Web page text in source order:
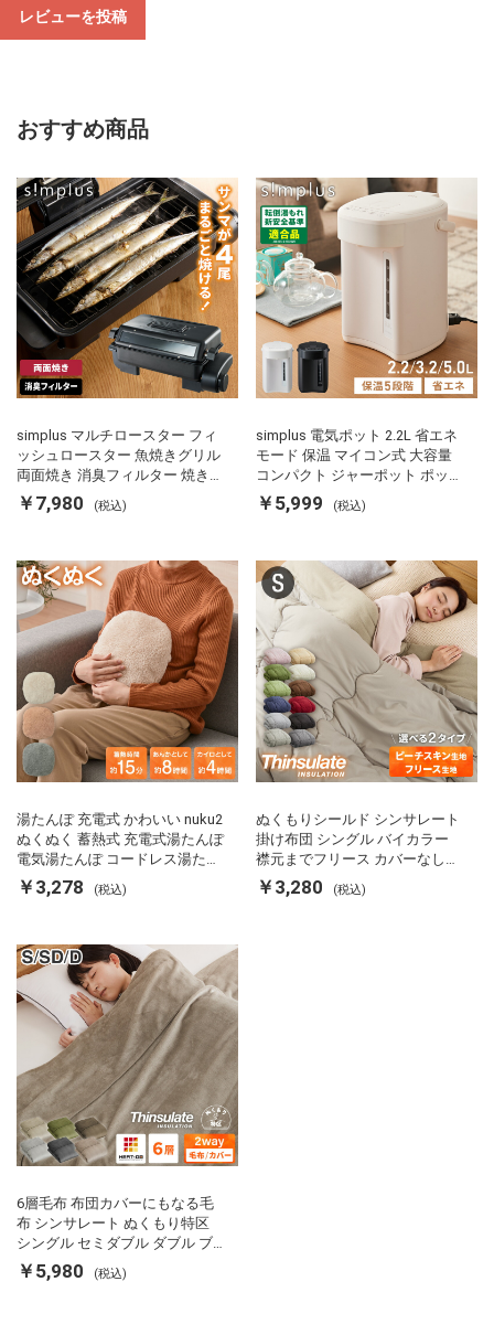
レビューを投稿
おすすめ商品
simplus マルチロースター フィ
ッシュロースター 魚焼きグリル
両面焼き 消臭フィルター 焼き魚
両面ヒーター タイマー付き SP-
FRS01 マットブラック シンプラ
￥7,980 (税込)
simplus 電気ポット 2.2L 省エネ
モード 保温 マイコン式 大容量
コンパクト ジャーポット ポット
カルキ抜き 空焚き防止 温度調節
軽量 SP-PD22 シンプラス
￥5,999 (税込)
湯たんぽ 充電式 かわいい nuku2
ぬくぬく 蓄熱式 充電式湯たんぽ
電気湯たんぽ コードレス湯たん
ぽ エコ 節電 節約 省エネ 充電式
エコ電気あんか EWT-2143 スリ
￥3,278 (税込)
ぬくもりシールド シンサレート
掛け布団 シングル バイカラー
襟元までフリース カバーなしで
使える 軽い 丸洗い 断熱 保温 抗
菌防臭 洗える 防ダニ 軽量 ホコ
￥3,280 (税込)
6層毛布 布団カバーにもなる毛
布 シンサレート ぬくもり特区
シングル セミダブル ダブル ブ
ランケット 掛け布団カバー フラ
ンネル 保温 蓄熱 吸湿 発熱 断熱
￥5,980 (税込)